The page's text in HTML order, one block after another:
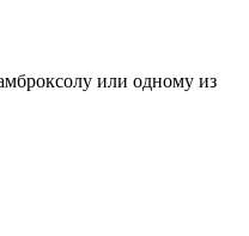
или одному из